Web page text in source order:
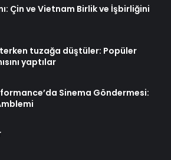
Çin ve Vietnam Birlik ve İşbirliğini
tuzağa düştüler: Popüler
yaptılar
Sinema Göndermesi: